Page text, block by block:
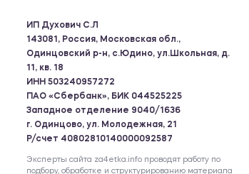
ИП Духович С.Л
143081, Россия, Московская обл.,
Одинцовский р-н, с.Юдино, ул.Школьная, д.
11, кв. 18
ИНН 503240957272
ПАО «Сбербанк», БИК 044525225
Западное отделение 9040/1636
г. Одинцово, ул. Молодежная, 21
Р/счет 40802810140000092587
Эксперты сайта za4etka.info проводят работу по
подбору, обработке и структурированию материала